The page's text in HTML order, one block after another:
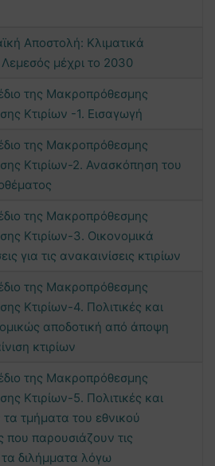
Αποστολή: Κλιματικά
μέχρι το 2030
της Μακροπρόθεσμης
Κτιρίων -1. Εισαγωγή
της Μακροπρόθεσμης
Κτιρίων-2. Ανασκόπηση του
της Μακροπρόθεσμης
Κτιρίων-3. Οικονομικά
για τις ανακαινίσεις κτιρίων
της Μακροπρόθεσμης
Κτιρίων-4. Πολιτικές και
αποδοτική από άποψη
κτιρίων
της Μακροπρόθεσμης
Κτιρίων-5. Πολιτικές και
τμήματα του εθνικού
που παρουσιάζουν τις
τα διλήμματα λόγω